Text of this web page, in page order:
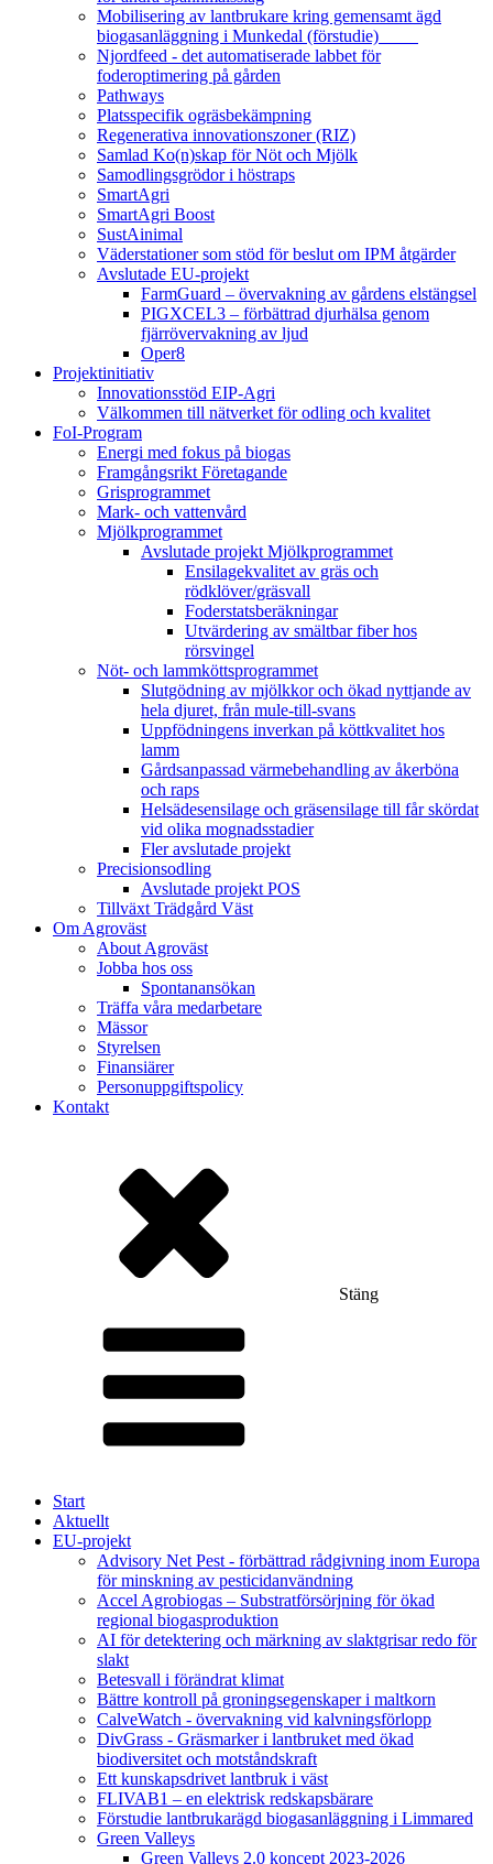
Mobilisering av lantbrukare kring gemensamt ägd
biogasanläggning i Munkedal (förstudie)
Njordfeed - det automatiserade labbet för
foderoptimering på gården
Pathways
Platsspecifik ogräsbekämpning
Regenerativa innovationszoner (RIZ)
Samlad Ko(n)skap för Nöt och Mjölk
Samodlingsgrödor i höstraps
SmartAgri
SmartAgri Boost
SustAinimal
Väderstationer som stöd för beslut om IPM åtgärder
Avslutade EU-projekt
FarmGuard – övervakning av gårdens elstängsel
PIGXCEL3 – förbättrad djurhälsa genom
fjärrövervakning av ljud
Oper8
Projektinitiativ
Innovationsstöd EIP-Agri
Välkommen till nätverket för odling och kvalitet
FoI-Program
Energi med fokus på biogas
Framgångsrikt Företagande
Grisprogrammet
Mark- och vattenvård
Mjölkprogrammet
Avslutade projekt Mjölkprogrammet
Ensilagekvalitet av gräs och
rödklöver/gräsvall
Foderstatsberäkningar
Utvärdering av smältbar fiber hos
rörsvingel
Nöt- och lammköttsprogrammet
Slutgödning av mjölkkor och ökad nyttjande av
hela djuret, från mule-till-svans
Uppfödningens inverkan på köttkvalitet hos
lamm
Gårdsanpassad värmebehandling av åkerböna
och raps
Helsädesensilage och gräsensilage till får skördat
vid olika mognadsstadier
Fler avslutade projekt
Precisionsodling
Avslutade projekt POS
Tillväxt Trädgård Väst
Om Agroväst
About Agroväst
Jobba hos oss
Spontanansökan
Träffa våra medarbetare
Mässor
Styrelsen
Finansiärer
Personuppgiftspolicy
Kontakt
Stäng
Start
Aktuellt
EU-projekt
Advisory Net Pest - förbättrad rådgivning inom Europa
för minskning av pesticidanvändning
Accel Agrobiogas – Substratförsörjning för ökad
regional biogasproduktion
AI för detektering och märkning av slaktgrisar redo för
slakt
Betesvall i förändrat klimat
Bättre kontroll på groningsegenskaper i maltkorn
CalveWatch - övervakning vid kalvningsförlopp
DivGrass - Gräsmarker i lantbruket med ökad
biodiversitet och motståndskraft
Ett kunskapsdrivet lantbruk i väst
FLIVAB1 – en elektrisk redskapsbärare
Förstudie lantbrukarägd biogasanläggning i Limmared
Green Valleys
Green Valleys 2.0 koncept 2023-2026